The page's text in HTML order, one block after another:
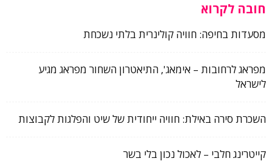
חובה לקרוא
מסעדות בחיפה: חוויה קולינרית בלתי נשכחת
מפראג לרחובות – אימאג', התיאטרון השחור מפראג מגיע
לישראל
השכרת סירה באילת: חוויה ייחודית של שיט והפלגות לקבוצות
קייטרינג חלבי – לאכול נכון בלי בשר